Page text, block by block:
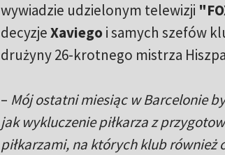
wywiadzie udzielonym telewizji
decyzjeXaviego i samych szefów
drużyny 26-krotnego mistrza
– Mój ostatni miesiąc w Barcelonie
jak wykluczenie piłkarza z
piłkarzami, na których klub również